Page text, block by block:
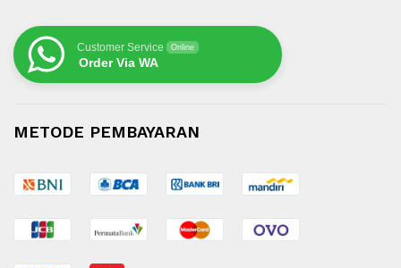
Customer Service Online
Order Via WA
METODE PEMBAYARAN